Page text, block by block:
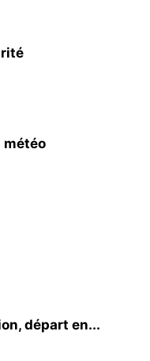
météo
départ en...